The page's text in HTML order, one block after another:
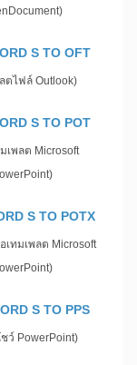
S TO OFT
ตไฟล์ Outlook)
S TO POT
เพลต Microsoft
S TO POTX
เทมเพลต Microsoft
S TO PPS
ว์ PowerPoint)